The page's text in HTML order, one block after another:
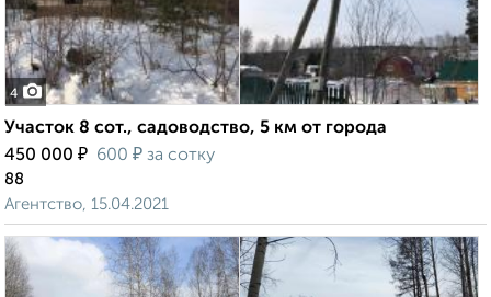
4
Участок 8 сот., садоводство, 5 км от города
450 000 ₽ 600 ₽ за сотку
88
Агентство, 15.04.2021